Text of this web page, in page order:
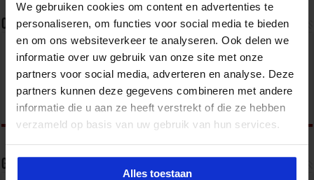
We gebruiken cookies om content en advertenties te
personaliseren, om functies voor social media te bieden
en om ons websiteverkeer te analyseren. Ook delen we
informatie over uw gebruik van onze site met onze
partners voor social media, adverteren en analyse. Deze
partners kunnen deze gegevens combineren met andere
informatie die u aan ze heeft verstrekt of die ze hebben
verzameld op basis van uw gebruik van hun services.
Alles toestaan
Over Mitchel de Jager
Opleidings- en congresmanager Sociaal Domein,
Zorg en Legal.
Gerelateerde Artikelen